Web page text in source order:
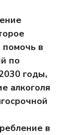
в
по
годы,
алкоголя
в